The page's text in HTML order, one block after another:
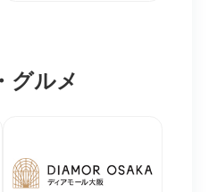
グルメ